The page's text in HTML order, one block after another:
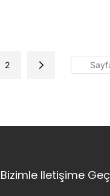
2
Bizimle Iletişime Geç